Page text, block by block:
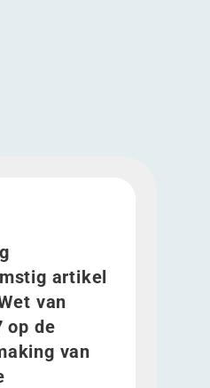
artikel 18 van de Wet
artikel 18 van de
overeenkomstig artikel 18
overeenkomstig
artikel
van
op de
van